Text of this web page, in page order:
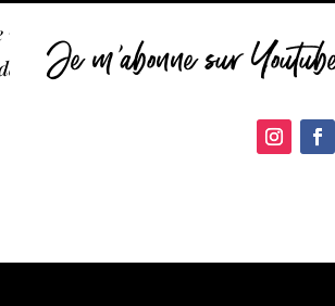
vous a été utile ? Abonnez-vous à la
« Tutos de Cathy »
Je m'abonne sur